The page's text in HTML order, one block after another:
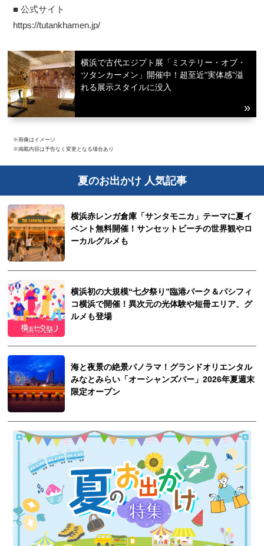
■ 公式サイト
https://tutankhamen.jp/
横浜で古代エジプト展「ミステリー・オブ・
ツタンカーメン」開催中！超至近“実体感”溢
れる展示スタイルに没入
※画像はイメージ
※掲載内容は予告なく変更となる場合あり
夏のお出かけ 人気記事
横浜赤レンガ倉庫「サンタモニカ」テーマに夏イ
ベント無料開催！サンセットビーチの世界観やロ
ーカルグルメも
横浜初の大規模“七夕祭り”臨港パーク＆パシフィ
コ横浜で開催！異次元の光体験や短冊エリア、グ
ルメも登場
海と夜景の絶景パノラマ！グランドオリエンタル
みなとみらい「オーシャンズバー」2026年夏週末
限定オープン